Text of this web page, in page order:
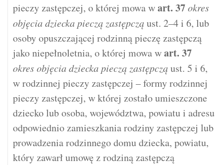
pieczy zastępczej, o której mowa wart. 37okres
objęcia dziecka pieczą zastępcząust. 2–4 i 6, lub
osoby opuszczającej rodzinną pieczę zastępczą
jako niepełnoletnia, o której mowa wart. 37
okres objęcia dziecka pieczą zastępcząust. 5 i 6,
w rodzinnej pieczy zastępczej – formy rodzinnej
pieczy zastępczej, w której zostało umieszczone
dziecko lub osoba, województwa, powiatu i adresu
odpowiednio zamieszkania rodziny zastępczej lub
prowadzenia rodzinnego domu dziecka, powiatu,
który zawarł umowę z rodziną zastępczą